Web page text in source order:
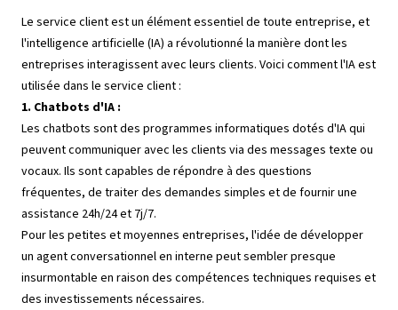
Le service client est un élément essentiel de toute entreprise, et
l'intelligence artificielle (IA) a révolutionné la manière dont les
entreprises interagissent avec leurs clients. Voici comment l'IA est
utilisée dans le service client :
1. Chatbots d'IA :
Les chatbots sont des programmes informatiques dotés d'IA qui
peuvent communiquer avec les clients via des messages texte ou
vocaux. Ils sont capables de répondre à des questions
fréquentes, de traiter des demandes simples et de fournir une
assistance 24h/24 et 7j/7.
Pour les petites et moyennes entreprises, l'idée de développer
un agent conversationnel en interne peut sembler presque
insurmontable en raison des compétences techniques requises et
des investissements nécessaires.